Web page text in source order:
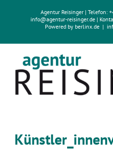
Agentur Reisinger| Telefon:
info@agentur-reisinger.de |
Powered by berlinx.de |